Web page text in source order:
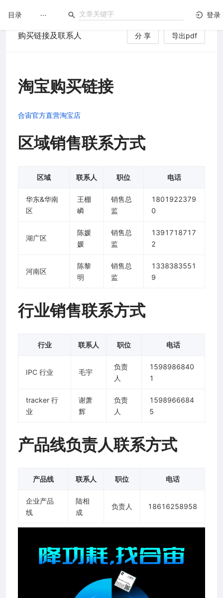
登录
目录
购买链接及联系人 分 享 导出pdf
淘宝购买链接
合宙官方直营淘宝店
区域销售联系方式
区域 联系人 职位 电话
华东&华南
区
王棚
嶙
销售总
监
1801922379
0
湖广区
陈媛
媛
销售总
监
1391718717
2
河南区
陈黎
明
销售总
监
1338383551
9
行业销售联系方式
行业 联系人 职位 电话
IPC 行业 毛宇
负责
人
1598986840
1
tracker 行
业
谢萧
辉
负责
人
1598966684
5
产品线负责人联系方式
产品线 联系人 职位 电话
企业产品
线
陆相
成
负责人 18616258958